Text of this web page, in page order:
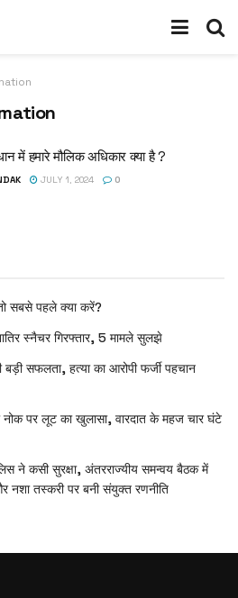
में हमारे मौलिक अधिकार क्या है ?
JULY 1, 2024 0
सबसे पहले क्या करें?
स्नैचर गिरफ्तार, 5 मामले सुलझे
बड़ी सफलता, हत्या का आरोपी फर्जी पहचान
नोक पर लूट का खुलासा, वारदात के महज चार घंटे
ने कसी सुरक्षा, अंतरराज्यीय समन्वय बैठक में
तस्करी पर बनी संयुक्त रणनीति